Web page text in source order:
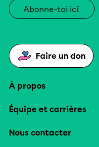
Abonne-toi ici!
Faire un don
À propos
Équipe et carrières
Nous contacter